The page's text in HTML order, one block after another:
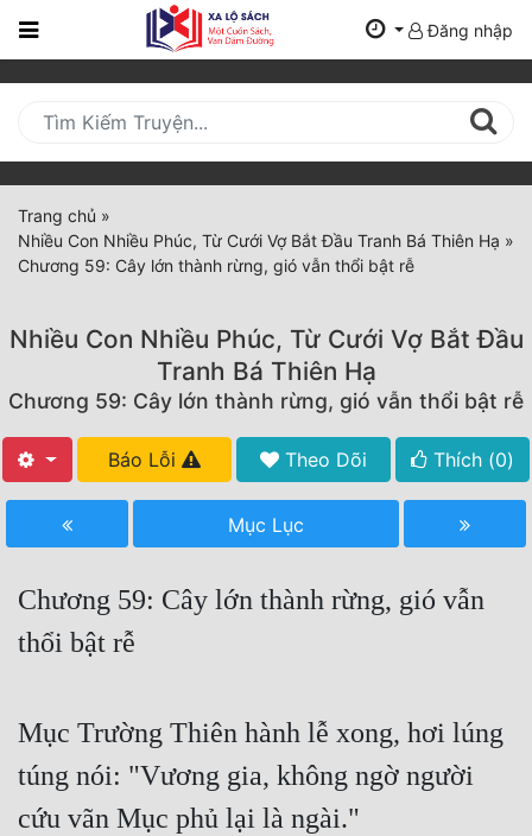
Trang
Mới
Cập
Nhật
(current)
BXH
Truyện Mới Ra
Hoàn Thành
Hậu Cung
Truyện Convert
Truyện ngắn
Đăng nhập
Trang chủ »
Nhiều Con Nhiều Phúc, Từ Cưới Vợ Bắt Đầu Tranh Bá Thiên Hạ »
Chương 59: Cây lớn thành rừng, gió vẫn thổi bật rễ
Nhiều Con Nhiều Phúc, Từ Cưới Vợ Bắt Đầu
Tranh Bá Thiên Hạ
Chương 59: Cây lớn thành rừng, gió vẫn thổi bật rễ
Báo Lỗi Theo Dõi Thích (0)
Mục Lục
Chương 59: Cây lớn thành rừng, gió vẫn
thổi bật rễ
Mục Trường Thiên hành lễ xong, hơi lúng
túng nói: "Vương gia, không ngờ người
cứu vãn Mục phủ lại là ngài."